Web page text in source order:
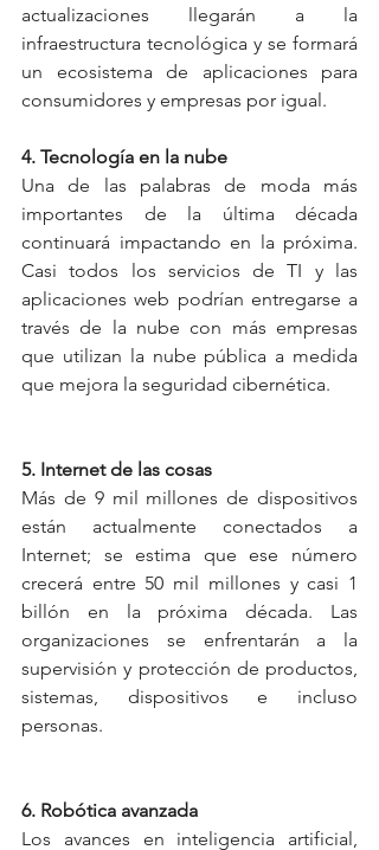
actualizaciones llegarán a la
infraestructura tecnológica y se formará
un ecosistema de aplicaciones para
consumidores y empresas por igual.
4. Tecnología en la nube
Una de las palabras de moda más
importantes de la última década
continuará impactando en la próxima.
Casi todos los servicios de TI y las
aplicaciones web podrían entregarse a
través de la nube con más empresas
que utilizan la nube pública a medida
que mejora la seguridad cibernética.
5. Internet de las cosas
Más de 9 mil millones de dispositivos
están actualmente conectados a
Internet; se estima que ese número
crecerá entre 50 mil millones y casi 1
billón en la próxima década. Las
organizaciones se enfrentarán a la
supervisión y protección de productos,
sistemas, dispositivos e incluso
personas.
6. Robótica avanzada
Los avances en inteligencia artificial,